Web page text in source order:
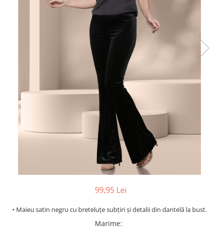
99,95 Lei
• Maieu satin negru cu breteluțe subțiri și detalii din dantelă la bust.
Marime: